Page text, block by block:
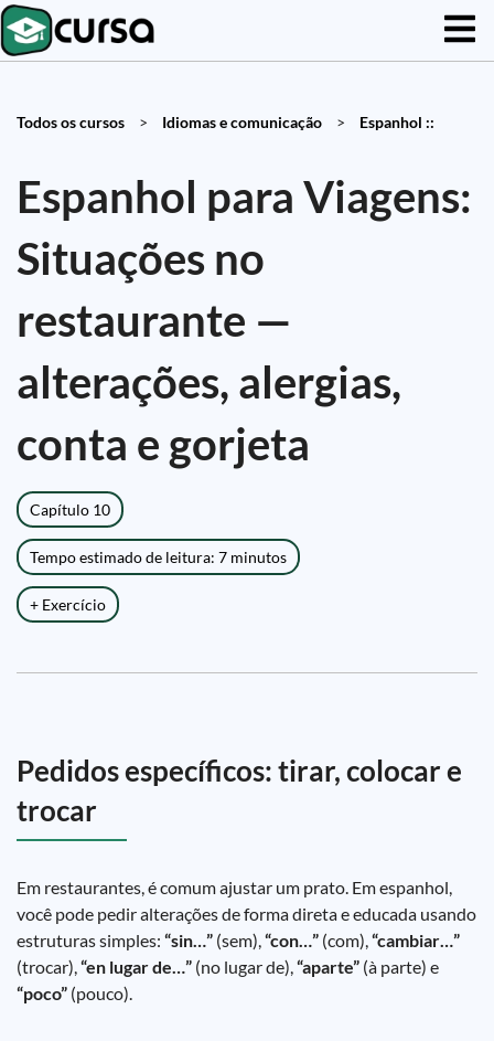
Todos os cursos > Idiomas e comunicação > Espanhol ::
Espanhol para Viagens:
Situações no
restaurante —
alterações, alergias,
conta e gorjeta
Capítulo 10
Tempo estimado de leitura: 7 minutos
+ Exercício
Pedidos específicos: tirar, colocar e
trocar
Em restaurantes, é comum ajustar um prato. Em espanhol,
você pode pedir alterações de forma direta e educada usando
estruturas simples: “sin…” (sem),“con…” (com),“cambiar…”
(trocar),“en lugar de…” (no lugar de),“aparte” (à parte) e
“poco” (pouco).